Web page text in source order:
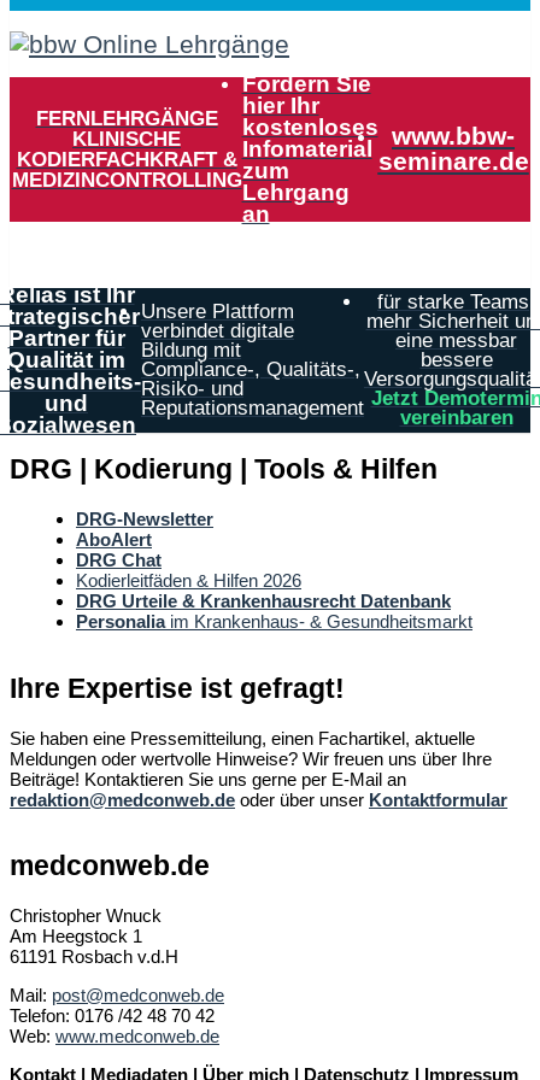
FERNLEHRGÄNGE
KLINISCHE
KODIERFACHKRAFT &
MEDIZINCONTROLLING
Fordern Sie
hier Ihr
kostenloses
Infomaterial
zum
Lehrgang
an
www.bbw-
seminare.de
ist Ihr
Partner für
Qualität im
und
Unsere Plattform
verbindet digitale
Bildung mit
Compliance-, Qualitäts-,
Risiko- und
Reputationsmanagement
für starke Teams,
mehr Sicherheit
eine messbar
bessere
Jetzt
vereinbaren
DRG | Kodierung | Tools & Hilfen
DRG-Newsletter
AboAlert
DRG Chat
Kodierleitfäden & Hilfen 2026
DRG Urteile & Krankenhausrecht Datenbank
Personaliaim Krankenhaus- & Gesundheitsmarkt
Ihre Expertise ist gefragt!
Sie haben eine Pressemitteilung, einen Fachartikel, aktuelle
Meldungen oder wertvolle Hinweise? Wir freuen uns über Ihre
Beiträge! Kontaktieren Sie uns gerne per E-Mail an
redaktion@medconweb.de oder über unser Kontaktformular
medconweb.de
Christopher Wnuck
Am Heegstock 1
61191 Rosbach v.d.H
Mail: post@medconweb.de
Telefon: 0176 /42 48 70 42
Web: www.medconweb.de
Kontakt | Mediadaten | Über mich | Datenschutz | Impressum